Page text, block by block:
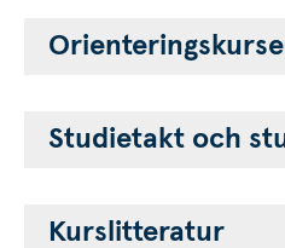
Studietakt och
Kurslitteratur